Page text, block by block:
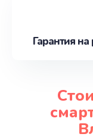
Гарантия